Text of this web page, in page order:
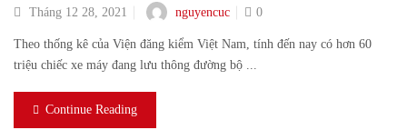
Tháng 12 28, 2021 nguyencuc 0
Theo thống kê của Viện đăng kiểm Việt Nam, tính đến nay có hơn 60
triệu chiếc xe máy đang lưu thông đường bộ ...
Continue Reading